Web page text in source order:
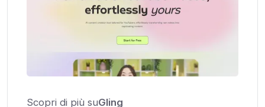
Scopri di più suGling